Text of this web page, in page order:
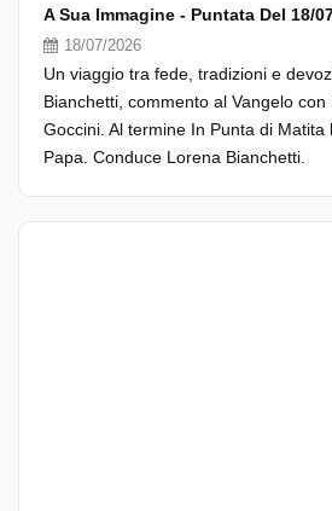
A Sua Immagine - Puntata Del 18/
18/07/2026
Un viaggio tra fede, tradizioni e
Bianchetti, commento al Vangelo
Goccini. Al termine In Punta di Matita
Papa. Conduce Lorena Bianchetti.